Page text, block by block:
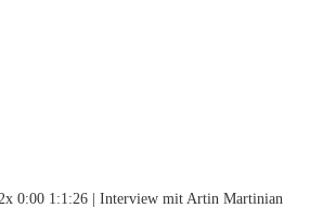
0:00 1:1:26 | Interview mit Artin Martinian